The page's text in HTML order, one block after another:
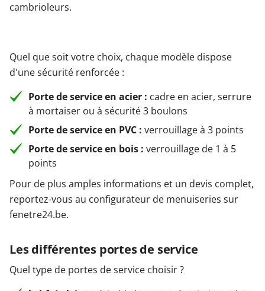
cambrioleurs.
Quel que soit votre choix, chaque modèle dispose
d'une sécurité renforcée :
Porte de service en acier : cadre en acier, serrure
à mortaiser ou à sécurité 3 boulons
Porte de service en PVC : verrouillage à 3 points
Porte de service en bois : verrouillage de 1 à 5
points
Pour de plus amples informations et un devis complet,
reportez-vous au configurateur de menuiseries sur
fenetre24.be.
Les différentes portes de service
Quel type de portes de service choisir ?